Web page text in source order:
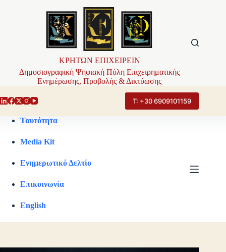
ΚΡΗΤΩΝ ΕΠΙΧΕΙΡΕΙΝ
Δημοσιογραφική Ψηφιακή Πύλη Επιχειρηματικής
Ενημέρωσης, Προβολής & Δικτύωσης
Τ: +30 6909101159
Ταυτότητα
Media Kit
Ενημερωτικό Δελτίο
Επικοινωνία
English